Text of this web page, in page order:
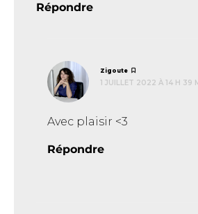
Répondre
Zigoute
1 JUILLET 2022 À 14 H 39
Avec plaisir <3
Répondre